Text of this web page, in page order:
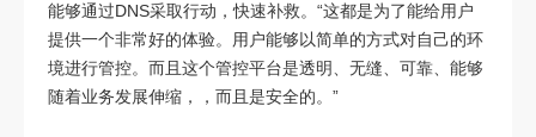
能够通过DNS采取行动，快速补救。“这都是为了能给用户
提供一个非常好的体验。用户能够以简单的方式对自己的环
境进行管控。而且这个管控平台是透明、无缝、可靠、能够
随着业务发展伸缩，，而且是安全的。”